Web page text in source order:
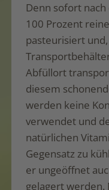
Denn sofort
100 Prozent
pasteurisiert
Abfüllort
diesem
werden keine
verwendet und
natürlichen
Gegensatz zu
er ungeöffnet
gelagert